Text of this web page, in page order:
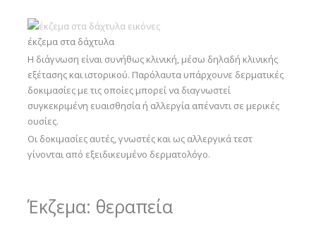
έκζεμα στα δάχτυλα
Η διάγνωση είναι συνήθως κλινική, μέσω δηλαδή κλινικής
εξέτασης και ιστορικού. Παρόλαυτα υπάρχουνε δερματικές
δοκιμασίες με τις οποίες μπορεί να διαγνωστεί
συγκεκριμένη ευαισθησία ή αλλεργία απέναντι σε μερικές
ουσίες.
Οι δοκιμασίες αυτές, γνωστές και ως αλλεργικά τεστ
γίνονται από εξειδικευμένο δερματολόγο.
Έκζεμα: θεραπεία